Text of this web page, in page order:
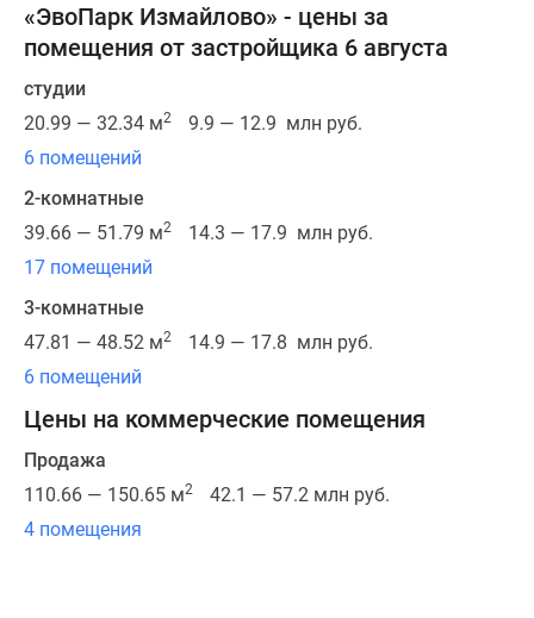
архитектурным
обликом.
сочетание
горизонтальных
и
вертикальных
придает
дому
строгий
геометрический
объем,
а
благодаря
окнам
и
изящным
«ЭвоПарк Измайлово» - цены за
помещения от застройщика 6 августа
студии
20.99 — 32.34 м2
9.9 — 12.9 млн руб.
6 помещений
2-комнатные
39.66 — 51.79 м2
14.3 — 17.9 млн руб.
17 помещений
3-комнатные
47.81 — 48.52 м2
14.9 — 17.8 млн руб.
6 помещений
Цены на коммерческие помещения
Продажа
110.66 — 150.65 м2
42.1 — 57.2 млн руб.
4 помещения